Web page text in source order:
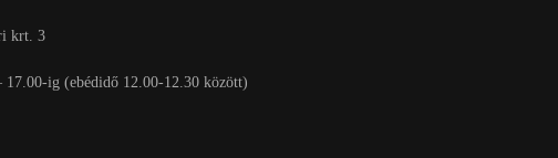
krt. 3
ig (ebédidő 12.00-12.30 között)